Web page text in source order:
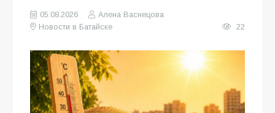
05.08.2026
Алена Васнецова
Новости в Батайске
22